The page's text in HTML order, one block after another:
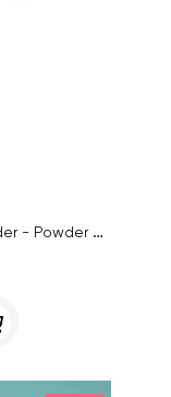
PALU UV/LED PRO Hard Shape Builder - Powder Pink, 45g